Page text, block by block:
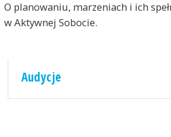
O planowaniu, marzeniach i ich
w Aktywnej Sobocie.
Audycje